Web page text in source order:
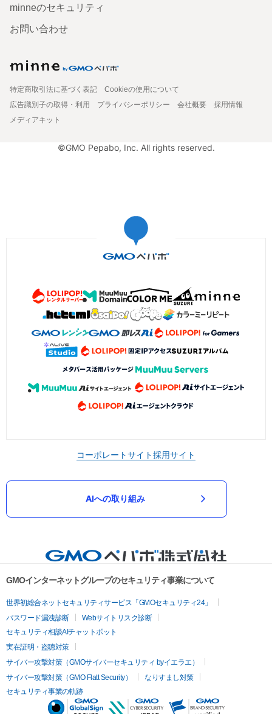
minneのセキュリティ
お問い合わせ
特定商取引法に基づく表記
Cookieの使用について
広告識別子の取得・利用
プライバシーポリシー 会社概要
採用情報
メディアキット
©GMO Pepabo, Inc. All rights reserved.
コーポレートサイト採用サイト
AIへの取り組み
GMOインターネットグループのセキュリティ事業について
世界初総合ネットセキュリティサービス「GMOセキュリティ24」
パスワード漏洩診断
Webサイトリスク診断
セキュリティ相談AIチャットボット
実在証明・盗聴対策
サイバー攻撃対策（GMOサイバーセキュリティ byイエラエ）
サイバー攻撃対策（GMO Flatt Security）
なりすまし対策
セキュリティ事業の軌跡